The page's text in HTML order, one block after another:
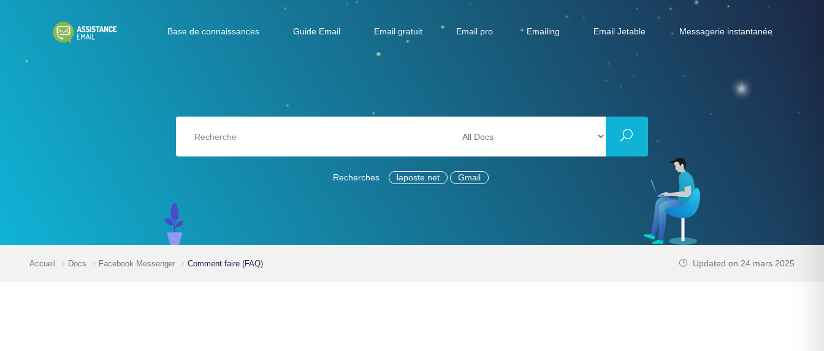
Base de connaissances Guide Email Email gratuit Email pro Emailing Email Jetable Messagerie instantanée
Recherches laposte.net Gmail
Accueil Docs Facebook Messenger Comment faire (FAQ) Updated on 24 mars 2025